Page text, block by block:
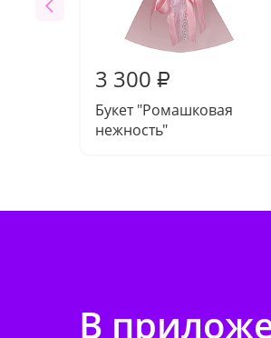
3 300 ₽
Букет "Ромашковая
нежность"
В